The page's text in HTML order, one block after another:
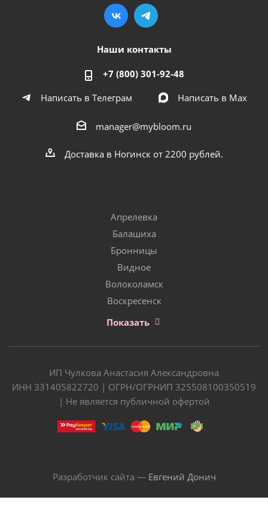
Наши контакты
+7 (800) 301-92-48
Написать в Телеграм
Написать в Мах
manager@mybloom.ru
Доставка в Ногинск от 2200 рублей.
Апрелевка
Балашиха
Бронницы
Видное
Волоколамск
Воскресенск
Показать
ИП Чулкова Анастасия Александровна
ИНН 331405822720 | ОГРН/ОГРНИП 325508100350519
| Не является публичной офертой
Разработчик сайта — Евгений Донич